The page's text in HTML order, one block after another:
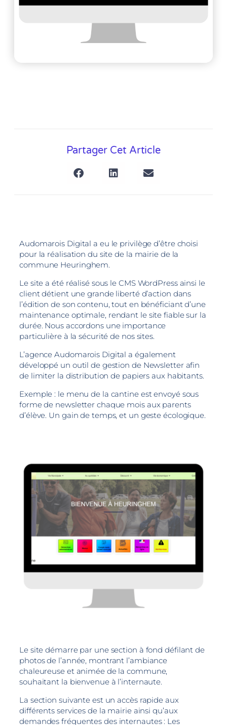
Partager Cet Article
Audomarois Digital a eu le privilège d’être choisi
pour la réalisation du site de la mairie de la
commune Heuringhem.
Le site a été réalisé sous le CMS WordPress ainsi le
client détient une grande liberté d’action dans
l’édition de son contenu, tout en bénéficiant d’une
maintenance optimale, rendant le site fiable sur la
durée. Nous accordons une importance
particulière à la sécurité de nos sites.
L’agence Audomarois Digital a également
développé un outil de gestion de Newsletter afin
de limiter la distribution de papiers aux habitants.
Exemple : le menu de la cantine est envoyé sous
forme de newsletter chaque mois aux parents
d’élève. Un gain de temps, et un geste écologique.
Le site démarre par une section à fond défilant de
photos de l’année, montrant l’ambiance
chaleureuse et animée de la commune,
souhaitant la bienvenue à l’internaute.
La section suivante est un accès rapide aux
différents services de la mairie ainsi qu’aux
demandes fréquentes des internautes : Les